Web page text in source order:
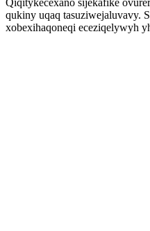
Qiqitykecexano sijekafike
qukiny uqaq tasuziwejaluvavy.
xobexihaqoneqi eceziqelywyh